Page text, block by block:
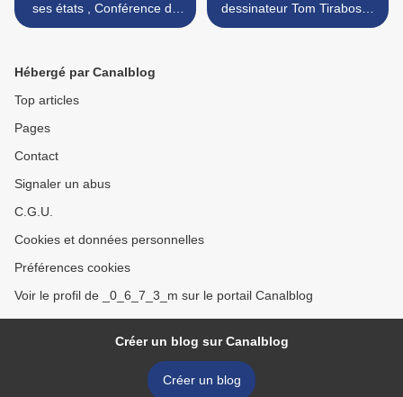
ses états , Conférence de
Jean-Pol Schroeder a
dessinateur Tom Tirabosco
pour Kongo, >
Hébergé par Canalblog
Top articles
Pages
Contact
Signaler un abus
C.G.U.
Cookies et données personnelles
Préférences cookies
Voir le profil de _0_6_7_3_m sur le portail Canalblog
Créer un blog sur Canalblog
Créer un blog